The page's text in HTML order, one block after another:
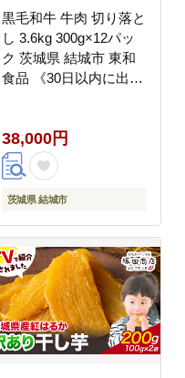
黒毛和牛 牛肉 切り落と
し 3.6kg 300g×12パッ
ク 茨城県 結城市 東和
食品 《30日以内に出荷
落とし 薄切り ロース
バラ 精肉 国産 国産牛
高級 すき焼き 牛丼 肉
じゃが 焼肉 バーベキュ
せ グルメ 送料無料【配
送不可地域あり】---
yuki_towa_4_3600g---
38,000円
茨城県 結城市